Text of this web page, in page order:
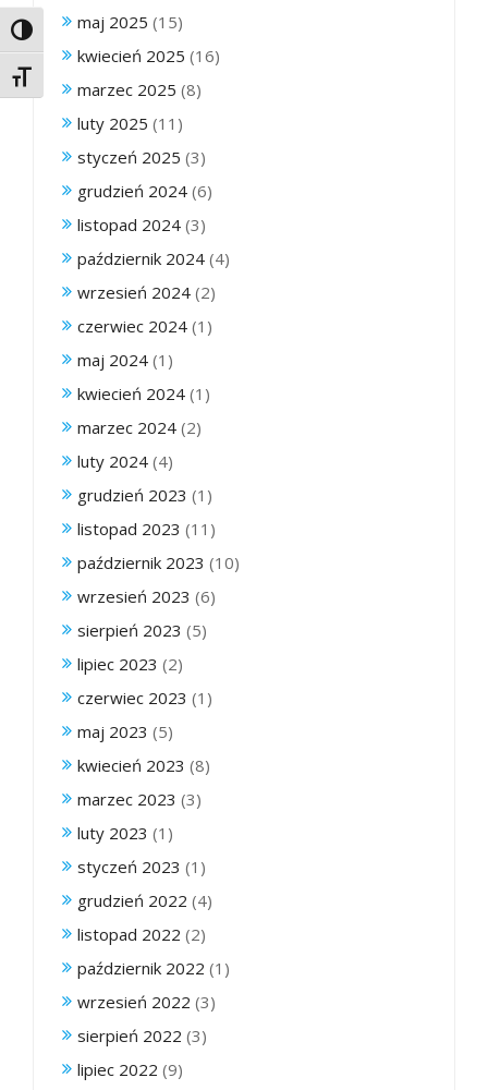
Toggle High Contrast
Toggle Font size
maj 2025 (15)
kwiecień 2025 (16)
marzec 2025 (8)
luty 2025 (11)
styczeń 2025 (3)
grudzień 2024 (6)
listopad 2024 (3)
październik 2024 (4)
wrzesień 2024 (2)
czerwiec 2024 (1)
maj 2024 (1)
kwiecień 2024 (1)
marzec 2024 (2)
luty 2024 (4)
grudzień 2023 (1)
listopad 2023 (11)
październik 2023 (10)
wrzesień 2023 (6)
sierpień 2023 (5)
lipiec 2023 (2)
czerwiec 2023 (1)
maj 2023 (5)
kwiecień 2023 (8)
marzec 2023 (3)
luty 2023 (1)
styczeń 2023 (1)
grudzień 2022 (4)
listopad 2022 (2)
październik 2022 (1)
wrzesień 2022 (3)
sierpień 2022 (3)
lipiec 2022 (9)